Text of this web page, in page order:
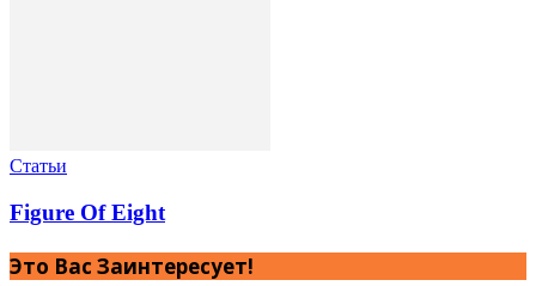
Статьи
Figure Of Eight
Это Вас Заинтересует!